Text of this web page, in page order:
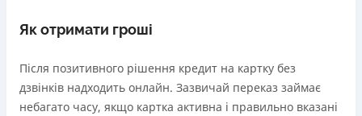
Як отримати гроші
Після позитивного рішення кредит на картку без
дзвінків надходить онлайн. Зазвичай переказ займає
небагато часу, якщо картка активна і правильно вказані